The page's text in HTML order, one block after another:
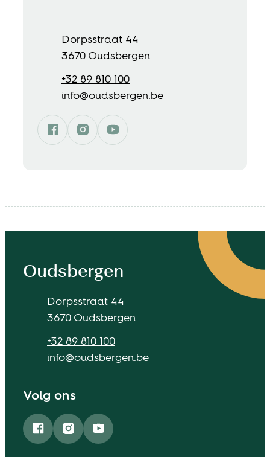
AdresDorpsstraat 44
,3670 Oudsbergen
+32 89 810 100
E-mailinfo@oudsbergen.be
Facebook Oudsbergen
InstagramYouTube
Contact & openingsuren
Oudsbergen
AdresDorpsstraat 44
,3670 Oudsbergen
+32 89 810 100
E-mailinfo@oudsbergen.be
Volg ons
FacebookInstagramYouTube